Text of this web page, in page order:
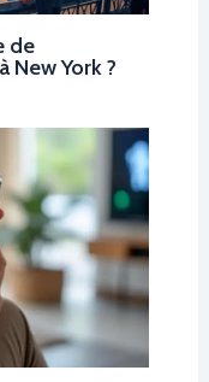
de
New York ?